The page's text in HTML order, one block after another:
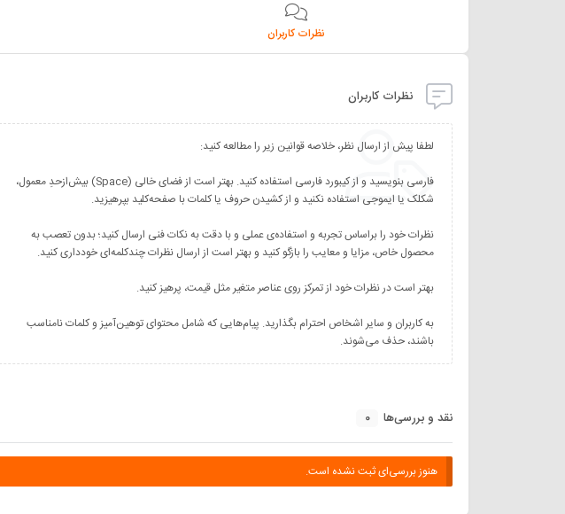
نظرات کاربران
نظرات کاربران
فارسی بنویسید و از کیبورد فارسی استفاده کنید. بهتر است از فضای خالی (Space) بیش‌از‌حدِ معمول،
نظرات خود را براساس تجربه و استفاده‌ی عملی و با دقت به نکات فنی ارسال کنید؛ بدون تعصب به
به کاربران و سایر اشخاص احترام بگذارید. پیام‌هایی که شامل محتوای توهین‌آمیز و کلمات نامناسب
باشند، حذف می‌شوند.
نقد و بررسی‌ها 0
هنوز بررسی‌ای ثبت نشده است.